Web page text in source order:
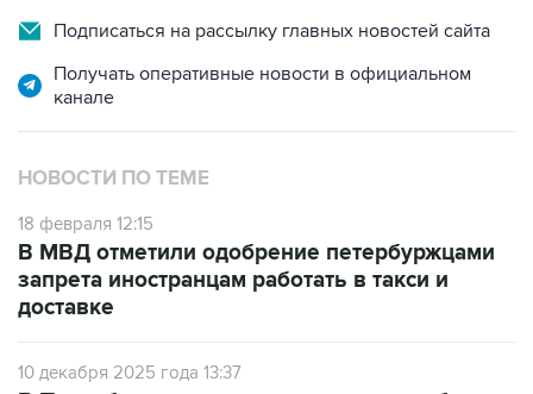
Получать оперативные новости в официальном
НОВОСТИ ПО ТЕМЕ
18 февраля 12:15
запрета иностранцам работать в такси и
доставке
10 декабря 2025 года 13:37
такси и доставке до конца 2026 года